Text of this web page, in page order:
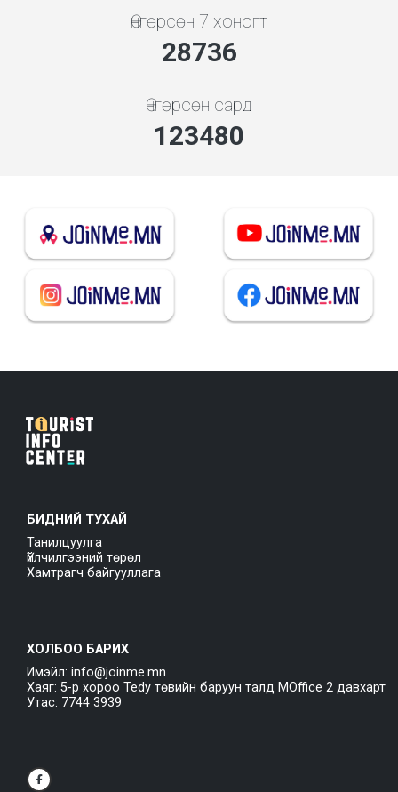
Өнгөрсөн 7 хоногт
30947
Өнгөрсөн сард
132979
БИДНИЙ ТУХАЙ
Танилцуулга
Үйлчилгээний төрөл
Хамтрагч байгууллага
ХОЛБОО БАРИХ
Имэйл: info@joinme.mn
Хаяг: 5-р хороо Tedy төвийн баруун талд MOffice 2 давхарт
Утас: 7744 3939